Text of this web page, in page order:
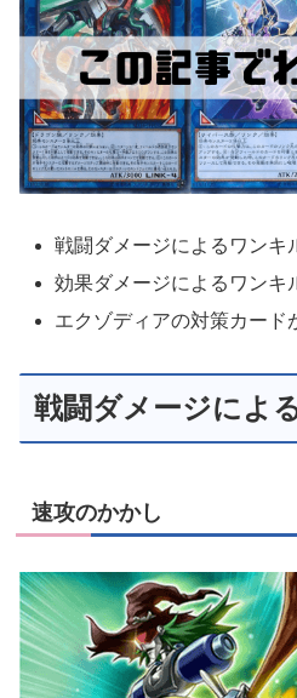
戦闘ダメージによるワンキ
効果ダメージによるワンキ
エクゾディアの対策カード
戦闘ダメージによ
速攻のかかし